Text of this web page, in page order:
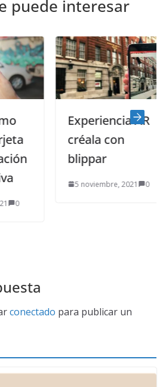
puede interesar
0
Experiencia AR
créala con
blippar
5 noviembre, 2021 0
conectado para publicar un